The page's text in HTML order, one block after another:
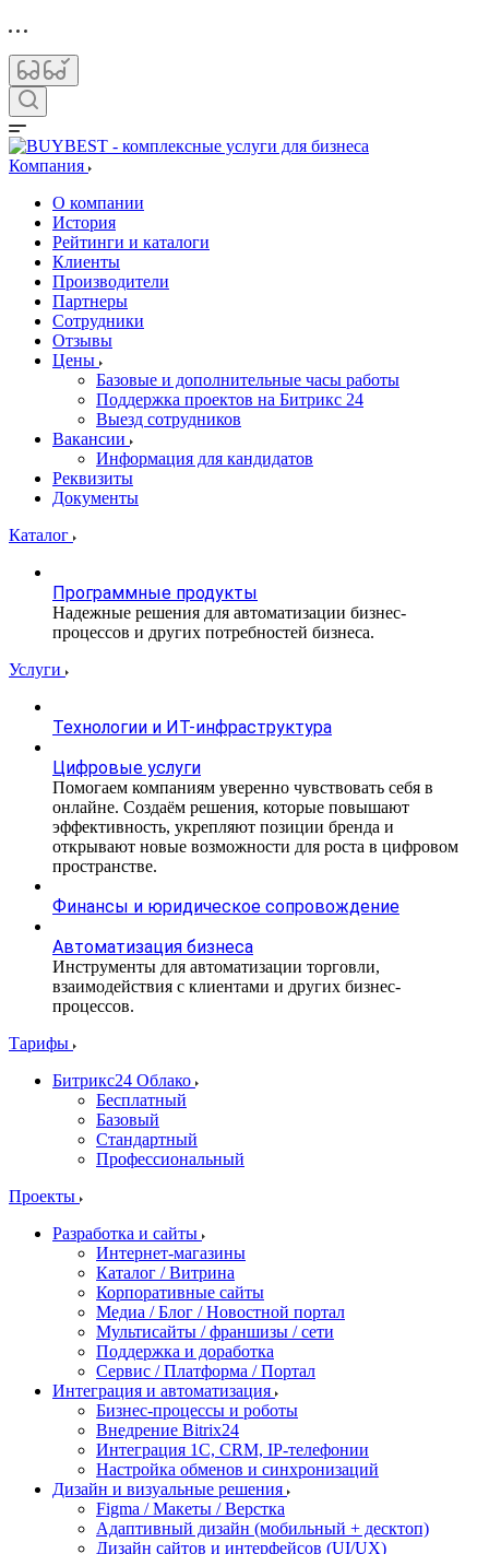
Компания
О компании
История
Рейтинги и каталоги
Клиенты
Производители
Партнеры
Сотрудники
Отзывы
Цены
Базовые и дополнительные часы работы
Поддержка проектов на Битрикс 24
Выезд сотрудников
Вакансии
Информация для кандидатов
Реквизиты
Документы
Каталог
Программные продукты
Надежные решения для автоматизации бизнес-
процессов и других потребностей бизнеса.
Услуги
Технологии и ИТ-инфраструктура
Цифровые услуги
Помогаем компаниям уверенно чувствовать себя в
онлайне. Создаём решения, которые повышают
эффективность, укрепляют позиции бренда и
открывают новые возможности для роста в цифровом
пространстве.
Финансы и юридическое сопровождение
Автоматизация бизнеса
Инструменты для автоматизации торговли,
взаимодействия с клиентами и других бизнес-
процессов.
Тарифы
Битрикс24 Облако
Бесплатный
Базовый
Стандартный
Профессиональный
Проекты
Разработка и сайты
Интернет-магазины
Каталог / Витрина
Корпоративные сайты
Медиа / Блог / Новостной портал
Мультисайты / франшизы / сети
Поддержка и доработка
Сервис / Платформа / Портал
Интеграция и автоматизация
Бизнес-процессы и роботы
Внедрение Bitrix24
Интеграция 1С, CRM, IP-телефонии
Настройка обменов и синхронизаций
Дизайн и визуальные решения
Figma / Макеты / Верстка
Адаптивный дизайн (мобильный + десктоп)
Дизайн сайтов и интерфейсов (UI/UX)